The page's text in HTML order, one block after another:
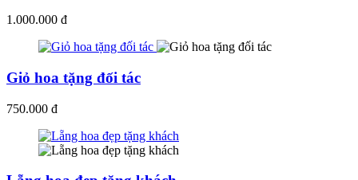
1.000.000 đ
Giỏ hoa tặng đối tác
750.000 đ